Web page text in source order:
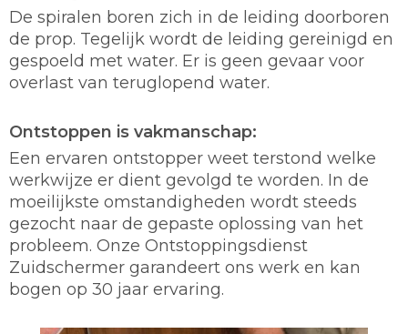
De spiralen boren zich in de leiding doorboren
de prop. Tegelijk wordt de leiding gereinigd en
gespoeld met water. Er is geen gevaar voor
overlast van teruglopend water.
Ontstoppen is vakmanschap:
Een ervaren ontstopper weet terstond welke
werkwijze er dient gevolgd te worden. In de
moeilijkste omstandigheden wordt steeds
gezocht naar de gepaste oplossing van het
probleem. Onze Ontstoppingsdienst
Zuidschermer garandeert ons werk en kan
bogen op 30 jaar ervaring.